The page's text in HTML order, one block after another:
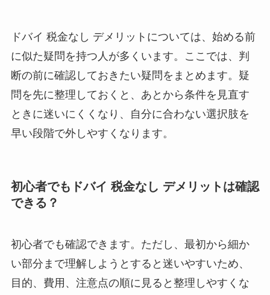
ドバイ 税金なし デメリットについては、始める前
に似た疑問を持つ人が多くいます。ここでは、判
断の前に確認しておきたい疑問をまとめます。疑
問を先に整理しておくと、あとから条件を見直す
ときに迷いにくくなり、自分に合わない選択肢を
早い段階で外しやすくなります。
初心者でもドバイ 税金なし デメリットは確認
できる？
初心者でも確認できます。ただし、最初から細か
い部分まで理解しようとすると迷いやすいため、
目的、費用、注意点の順に見ると整理しやすくな